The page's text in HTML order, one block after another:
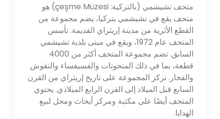
متحف تشيشمي (بالتركية: çeşme Müzesi) هو
متحف يقع في تشيشمي بتركيا، يضم مجموعة من
القطع الأثرية من مدينة إريثراي القديمة. تأسس
المتحف عام 1972، ويقع في مبنى بلدية تشيشمي
السابق. تضم مجموعة المتحف أكثر من 4000
قطعة، بما في ذلك المنحوتات والفسيفساء والنقوش
والفخار. تركز المجموعة على تاريخ إريثراي من القرن
السابع قبل الميلاد إلى القرن الرابع الميلادي. يحتوي
المتحف أيضًا على مكتبة ومركز أبحاث ومحل لبيع
الهدايا.